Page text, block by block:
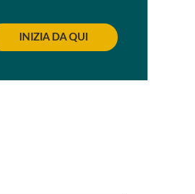
INIZIA DA QUI